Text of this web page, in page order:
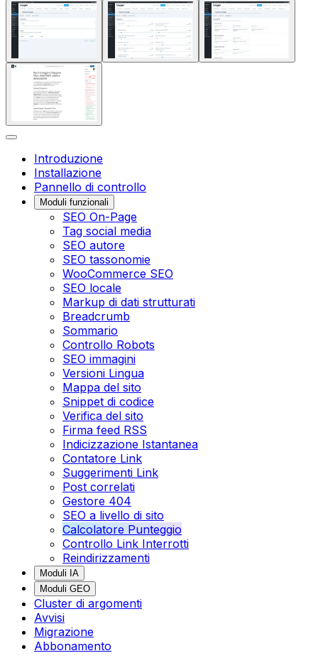
Introduzione
Installazione
Pannello di controllo
Moduli funzionali
SEO On-Page
Tag social media
SEO autore
SEO tassonomie
WooCommerce SEO
SEO locale
Markup di dati strutturati
Breadcrumb
Sommario
Controllo Robots
SEO immagini
Versioni Lingua
Mappa del sito
Snippet di codice
Verifica del sito
Firma feed RSS
Indicizzazione Istantanea
Contatore Link
Suggerimenti Link
Post correlati
Gestore 404
SEO a livello di sito
Calcolatore Punteggio
Controllo Link Interrotti
Reindirizzamenti
Moduli IA
Moduli GEO
Cluster di argomenti
Avvisi
Migrazione
Abbonamento